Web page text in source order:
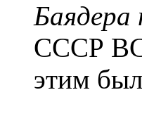
Баядера
СССР
этим